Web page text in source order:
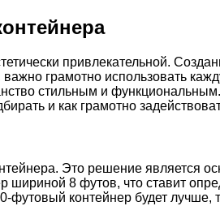
привлекательной.
грамотно использовать
стильным и
и как грамотно
Это решение является
8 футов, что ставит
контейнер будет лучше,